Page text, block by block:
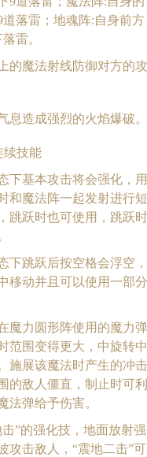
道落雷；地魂阵:自身前方
雷。
的魔法射线防御对方的攻
息造成强烈的火焰爆破。
续技能
下基本攻击将会强化，用
和魔法阵一起发射进行短
跳跃时也可使用，跳跃时
下跳跃后按空格会浮空，
移动并且可以使用一部分
魔力圆形阵使用的魔力弹
范围变得更大，中旋转中
施展该魔法时产生的冲击
的敌人僵直，制止时可利
法弹给予伤害。
”的强化技，地面放射强
攻击敌人，“震地二击”可